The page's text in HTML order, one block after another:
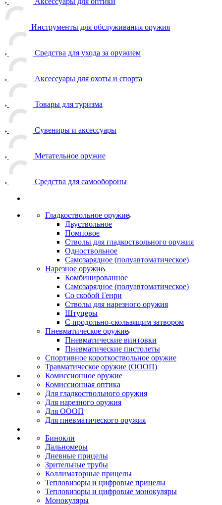
Инструменты для обслуживания оружия
Средства для ухода за оружием
Аксессуары для охоты и спорта
Товары для туризма
Сувениры и аксессуары
Метательное оружие
Средства для самообороны
Гладкоствольное оружие
Двуствольное
Помповое
Стволы для гладкоствольного оружия
Одноствольное
Самозарядное (полуавтоматическое)
Нарезное оружие
Комбинированное
Самозарядное (полуавтоматическое)
Со скобой Генри
Стволы для нарезного оружия
Штуцеры
С продольно-скользящим затвором
Пневматическое оружие
Пневматические винтовки
Пневматические пистолеты
Спортивное короткоствольное оружие
Травматическое оружие (ОООП)
Комиссионное оружие
Комиссионная оптика
Для гладкоствольного оружия
Для нарезного оружия
Для ОООП
Для пневматического оружия
Бинокли
Дальномеры
Дневные прицелы
Зрительные трубы
Коллиматорные прицелы
Тепловизоры и цифровые прицелы
Тепловизоры и цифровые монокуляры
Монокуляры